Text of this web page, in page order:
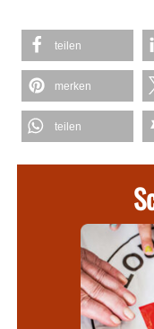
teilen
merken
teilen